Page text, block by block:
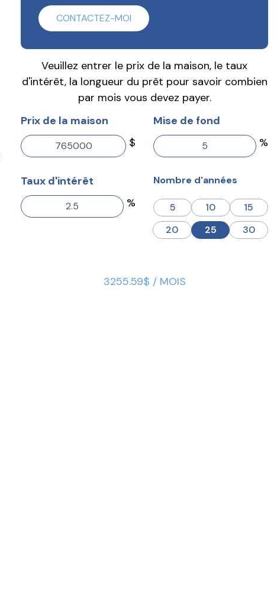
CONTACTEZ-MOI
Veuillez entrer le prix de la maison, le taux
d'intérêt, la longueur du prêt pour savoir combien
par mois vous devez payer.
Prix de la maison
$
Mise de fond
%
Taux d'intérêt
%
Nombre d'années
5 10
15
20
25 30
3255.59$ / MOIS